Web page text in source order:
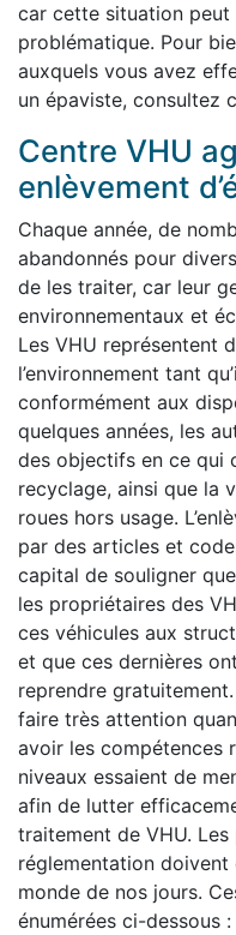
car cette situation
problématique. Pour
auxquels vous avez
un épaviste, consultez
Centre VHU
enlèvement
Chaque année, de
abandonnés pour
de les traiter, car leur
environnementaux et
Les VHU représentent
l’environnement tant
conformément aux
quelques années, les
des objectifs en ce qui
recyclage, ainsi que la
roues hors usage.
par des articles et
capital de souligner
les propriétaires des
ces véhicules aux
et que ces dernières
reprendre
faire très attention
avoir les compétences
niveaux essaient de
afin de lutter
traitement de VHU.
réglementation
monde de nos jours.
énumérées ci-dessous :